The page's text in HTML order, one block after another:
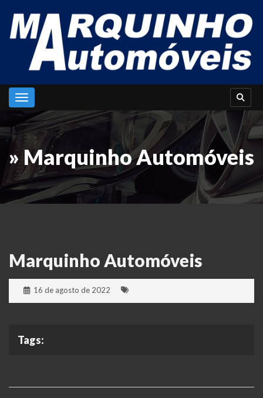
Toggle navigation
» Marquinho Automóveis
Marquinho Automóveis
16 de agosto de 2022
Tags: